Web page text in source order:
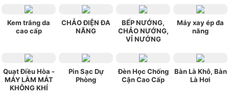
Kem trắng da
cao cấp
CHẢO ĐIỆN ĐA
NĂNG
BẾP NƯỚNG,
CHẢO NƯỚNG,
VỈ NƯỚNG
Máy xay ép đa
năng
Quạt Điều Hòa -
MÁY LÀM MÁT
KHÔNG KHÍ
Pin Sạc Dự
Phòng
Đèn Học Chống
Cận Cao Cấp
Bàn Là Khô, Bàn
Là Hơi